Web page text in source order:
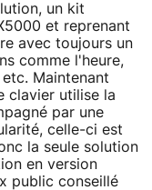
un kit
et reprenant
avec toujours un
comme l'heure,
Maintenant
clavier utilise la
par une
celle-ci est
la seule solution
en version
public conseillé